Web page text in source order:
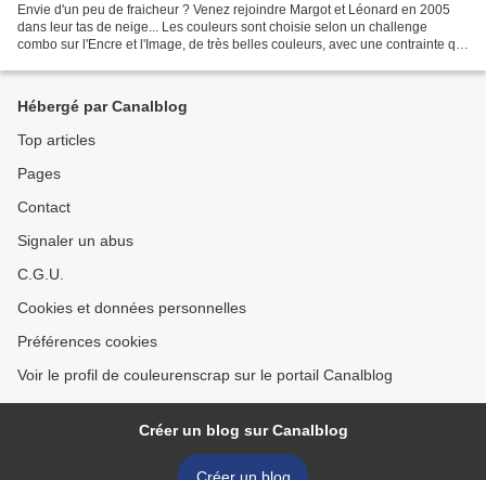
Envie d'un peu de fraicheur ? Venez rejoindre Margot et Léonard en 2005
dans leur tas de neige... Les couleurs sont choisie selon un challenge
combo sur l'Encre et l'Image, de très belles couleurs, avec une contrainte qui
Hébergé par Canalblog
Top articles
Pages
Contact
Signaler un abus
C.G.U.
Cookies et données personnelles
Préférences cookies
Voir le profil de couleurenscrap sur le portail Canalblog
Créer un blog sur Canalblog